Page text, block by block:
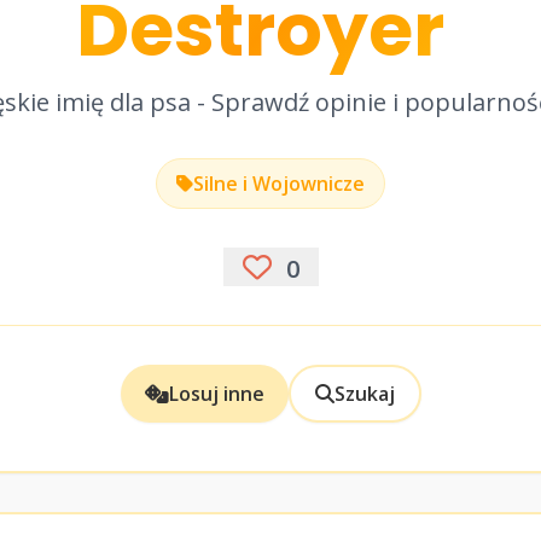
Destroyer
imię dla psa - Sprawdź opinie i
Silne i Wojownicze
0
Losuj inne Szukaj